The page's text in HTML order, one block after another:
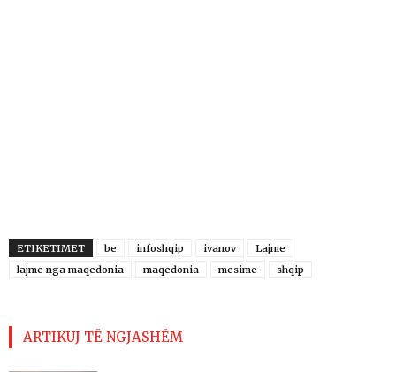
ETIKETIMET be infoshqip ivanov
Lajme
lajme nga maqedonia
maqedonia mesime shqip
ARTIKUJ TË NGJASHËM